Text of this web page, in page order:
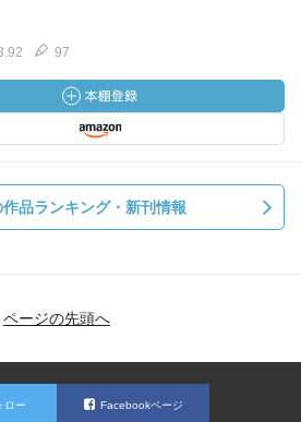
97
品ランキング・新刊情報
ページの先頭へ
ロー Facebookページ